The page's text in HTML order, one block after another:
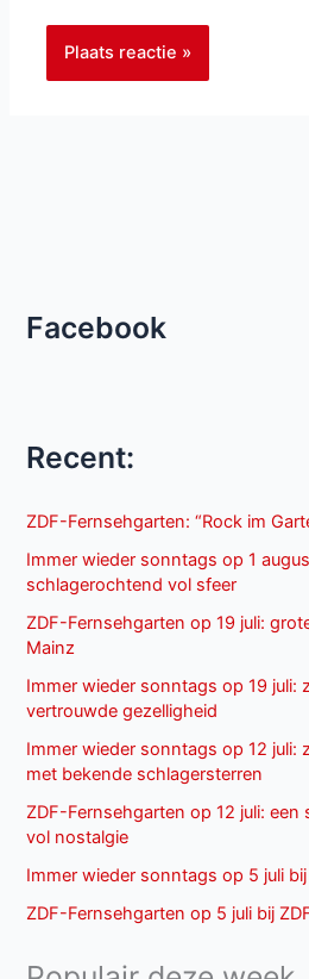
Facebook
Recent:
ZDF-Fernsehgarten: “Rock im
Immer wieder sonntags op 1
schlagerochtend vol sfeer
ZDF-Fernsehgarten op 19 juli:
Mainz
Immer wieder sonntags op 19 juli:
vertrouwde gezelligheid
Immer wieder sonntags op 12 juli:
met bekende schlagersterren
ZDF-Fernsehgarten op 12 juli: een
vol nostalgie
Immer wieder sonntags op 5 juli bij
ZDF-Fernsehgarten op 5 juli bij